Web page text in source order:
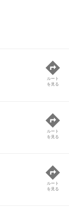
ルート
を見る
ルート
を見る
ルート
を見る